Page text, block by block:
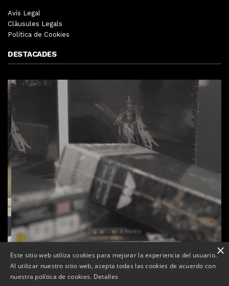
Avís Legal
Clàusules Legals
Política de Cookies
DESTACADES
La botiga L’K de Balaguer es converteix en nou punt
×
Este sitio web utiliza cookies para mejorar la experiencia del usuario.
Al utilizar nuestro sitio web, acepta todas las cookies de acuerdo con
nuestra política de cookies. Detalles